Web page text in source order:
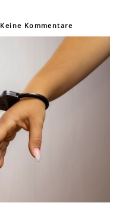
Keine Kommentare